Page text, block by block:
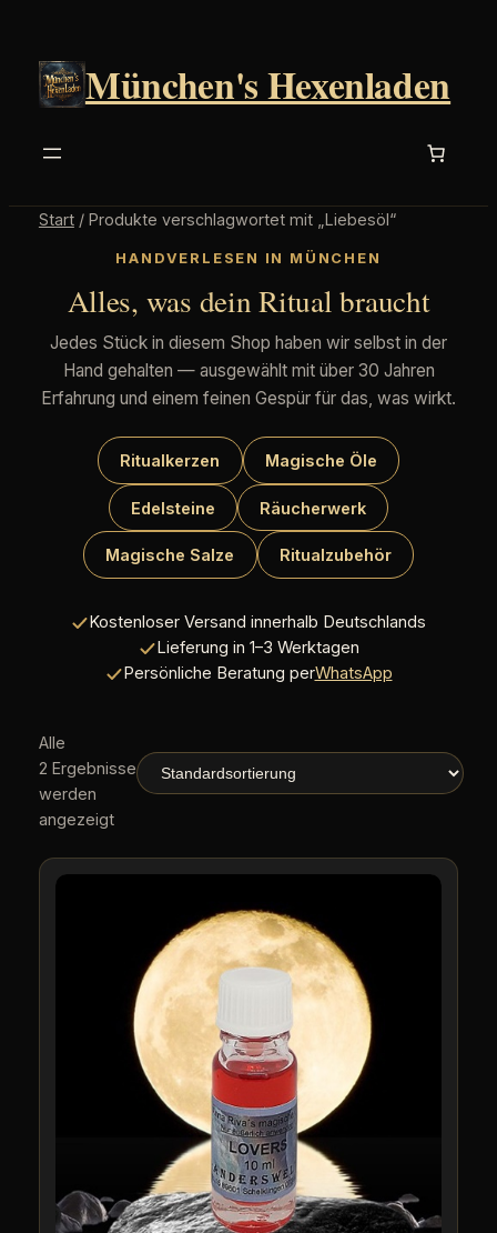
München's Hexenladen
Start/ Produkte verschlagwortet mit „Liebesöl“
HANDVERLESEN IN MÜNCHEN
Alles, was dein Ritual braucht
Jedes Stück in diesem Shop haben wir selbst in der
Hand gehalten — ausgewählt mit über 30 Jahren
Erfahrung und einem feinen Gespür für das, was wirkt.
Ritualkerzen Magische Öle
Edelsteine Räucherwerk
Magische Salze Ritualzubehör
Kostenloser Versand innerhalb Deutschlands
Lieferung in 1–3 Werktagen
Persönliche Beratung perWhatsApp
Alle
2 Ergebnisse
werden
angezeigt